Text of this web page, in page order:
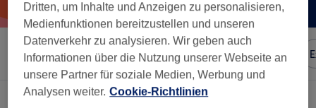
Sortieren nach Besonderheiten Marken Salons
Ein Salon, der anbietet:
Dritten, um Inhalte und Anzeigen zu personalisieren,
Medienfunktionen bereitzustellen und unseren
Datenverkehr zu analysieren. Wir geben auch
Informationen über die Nutzung unserer Webseite an
unsere Partner für soziale Medien, Werbung und
Analysen weiter. Cookie-Richtlinien